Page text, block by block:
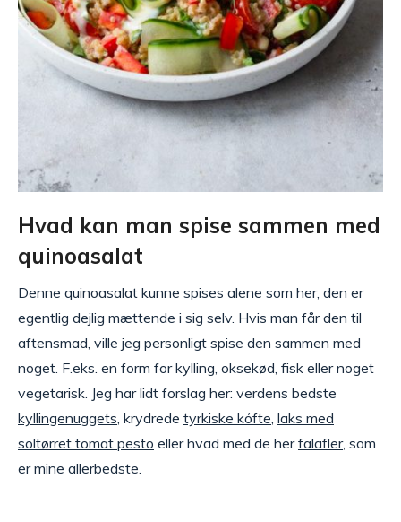
Hvad kan man spise sammen med
quinoasalat
Denne quinoasalat kunne spises alene som her, den er
egentlig dejlig mættende i sig selv. Hvis man får den til
aftensmad, ville jeg personligt spise den sammen med
noget. F.eks. en form for kylling, oksekød, fisk eller noget
vegetarisk. Jeg har lidt forslag her: verdens bedste
kyllingenuggets , krydrede tyrkiske kófte laks med
soltørret tomat pesto eller hvad med de herfalafler, som
er mine allerbedste.